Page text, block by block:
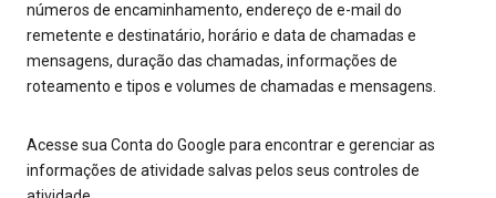
números de encaminhamento, endereço de e-mail do
remetente e destinatário, horário e data de chamadas e
mensagens, duração das chamadas, informações de
roteamento e tipos e volumes de chamadas e mensagens.
Acesse sua Conta do Google para encontrar e gerenciar as
informações de atividade salvas pelos seus controles de